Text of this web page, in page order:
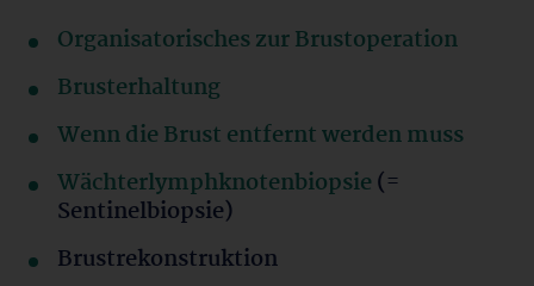
Organisatorisches zur Brustoperation
Brusterhaltung
Wenn die Brust entfernt werden muss
Wächterlymphknotenbiopsie (=
Sentinelbiopsie)
Brustrekonstruktion